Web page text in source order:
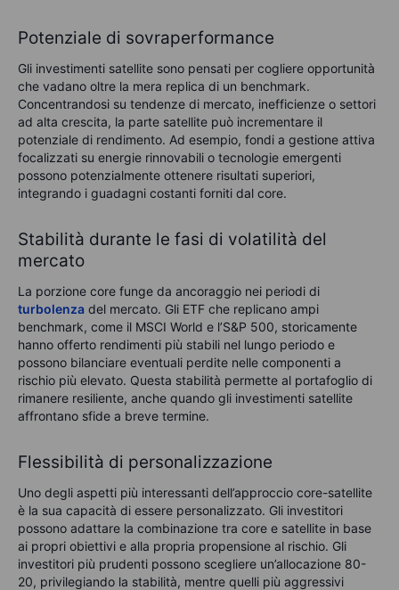
Potenziale di sovraperformance
Gli investimenti satellite sono pensati per cogliere opportunità
che vadano oltre la mera replica di un benchmark.
Concentrandosi su tendenze di mercato, inefficienze o settori
ad alta crescita, la parte satellite può incrementare il
potenziale di rendimento. Ad esempio, fondi a gestione attiva
focalizzati su energie rinnovabili o tecnologie emergenti
possono potenzialmente ottenere risultati superiori,
integrando i guadagni costanti forniti dal core.
Stabilità durante le fasi di volatilità del
mercato
La porzione core funge da ancoraggio nei periodi di
turbolenza del mercato. Gli ETF che replicano ampi
benchmark, come il MSCI World e l’S&P 500, storicamente
hanno offerto rendimenti più stabili nel lungo periodo e
possono bilanciare eventuali perdite nelle componenti a
rischio più elevato. Questa stabilità permette al portafoglio di
rimanere resiliente, anche quando gli investimenti satellite
affrontano sfide a breve termine.
Flessibilità di personalizzazione
Uno degli aspetti più interessanti dell’approccio core-satellite
è la sua capacità di essere personalizzato. Gli investitori
possono adattare la combinazione tra core e satellite in base
ai propri obiettivi e alla propria propensione al rischio. Gli
investitori più prudenti possono scegliere un’allocazione 80-
20, privilegiando la stabilità, mentre quelli più aggressivi